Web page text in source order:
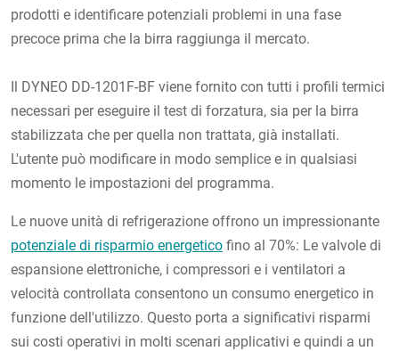
prodotti e identificare potenziali problemi in una fase
precoce prima che la birra raggiunga il mercato.
Il DYNEO DD-1201F-BF viene fornito con tutti i profili termici
necessari per eseguire il test di forzatura, sia per la birra
stabilizzata che per quella non trattata, già installati.
L'utente può modificare in modo semplice e in qualsiasi
momento le impostazioni del programma.
Le nuove unità di refrigerazione offrono un impressionante
potenziale di risparmio energetico fino al 70%: Le valvole di
espansione elettroniche, i compressori e i ventilatori a
velocità controllata consentono un consumo energetico in
funzione dell'utilizzo. Questo porta a significativi risparmi
sui costi operativi in molti scenari applicativi e quindi a un